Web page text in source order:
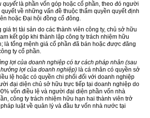
quyếtlà phần vốn góp hoặc cổ phần, theo đó người
về những vấn đề thuộc thẩm quyền quyết định
hoặc Đại hội đồng cổ đông.
giá trị tài sản do các thành viên công ty, chủ sở hữu
kết góp khi thành lập công ty trách nhiệm hữu
là tổng mệnh giá cổ phần đã bán hoặc được đăng
ty cổ phần.
lợi của doanh nghiệp có tư cách pháp nhân (sau
lợi của doanh nghiệp) là cá nhân có quyền sở
lệ hoặc có quyền chi phối đối với doanh nghiệp
đại diện chủ sở hữu trực tiếp tại doanh nghiệp do
vốn điều lệ và người đại diện phần vốn nhà
công ty trách nhiệm hữu hạn hai thành viên trở
luật về quản lý và đầu tư vốn nhà nước tại